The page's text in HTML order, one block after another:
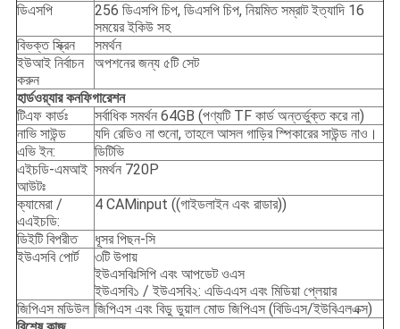
ডিএসপি
256 ডিএসপি চিপ, ডিএসপি চিপ, নিয়মিত সম্রাট ইত্যাদি 16
সময়ের ইকিউ সহ
বিভক্ত স্ক্রিন
সমর্থন
ইউআই নির্বাচন
করুন
অপশনের জন্য ৫টি সেট
হার্ডওয়্যার কনফিগারেশন
টিএফ কার্ডঃ
সর্বাধিক সমর্থন 64GB (পণ্যটি TF কার্ড অন্তর্ভুক্ত করে না)
নাভি সাউন্ড
যদি রেডিও না শুনো, তাহলে আসল গাড়ির স্পিকারের সাউন্ড নাও।
এভি ইন:
ডিটিভি
এইচডি-এমআই
আউটঃ
সমর্থন 720P
ক্যামেরা /
এএইচডি:
4 CAMinput ((গাইডলাইন এবং রাডার))
ডিইটি বিপরীত
ধূসর পিছন-সি
ইউএসবি পোর্ট
৩টি উপায়
ইউএসবিঃসিপি এবং আপডেট ওএস
ইউএসবি১ / ইউএসবি২: এডিএএস এবং মিডিয়া প্লেয়ার
জিপিএস মডিউল জিপিএস এবং বিডু ডুয়াল মোড জিপিএস (বিডিএস/ইউবিএলএক্স)